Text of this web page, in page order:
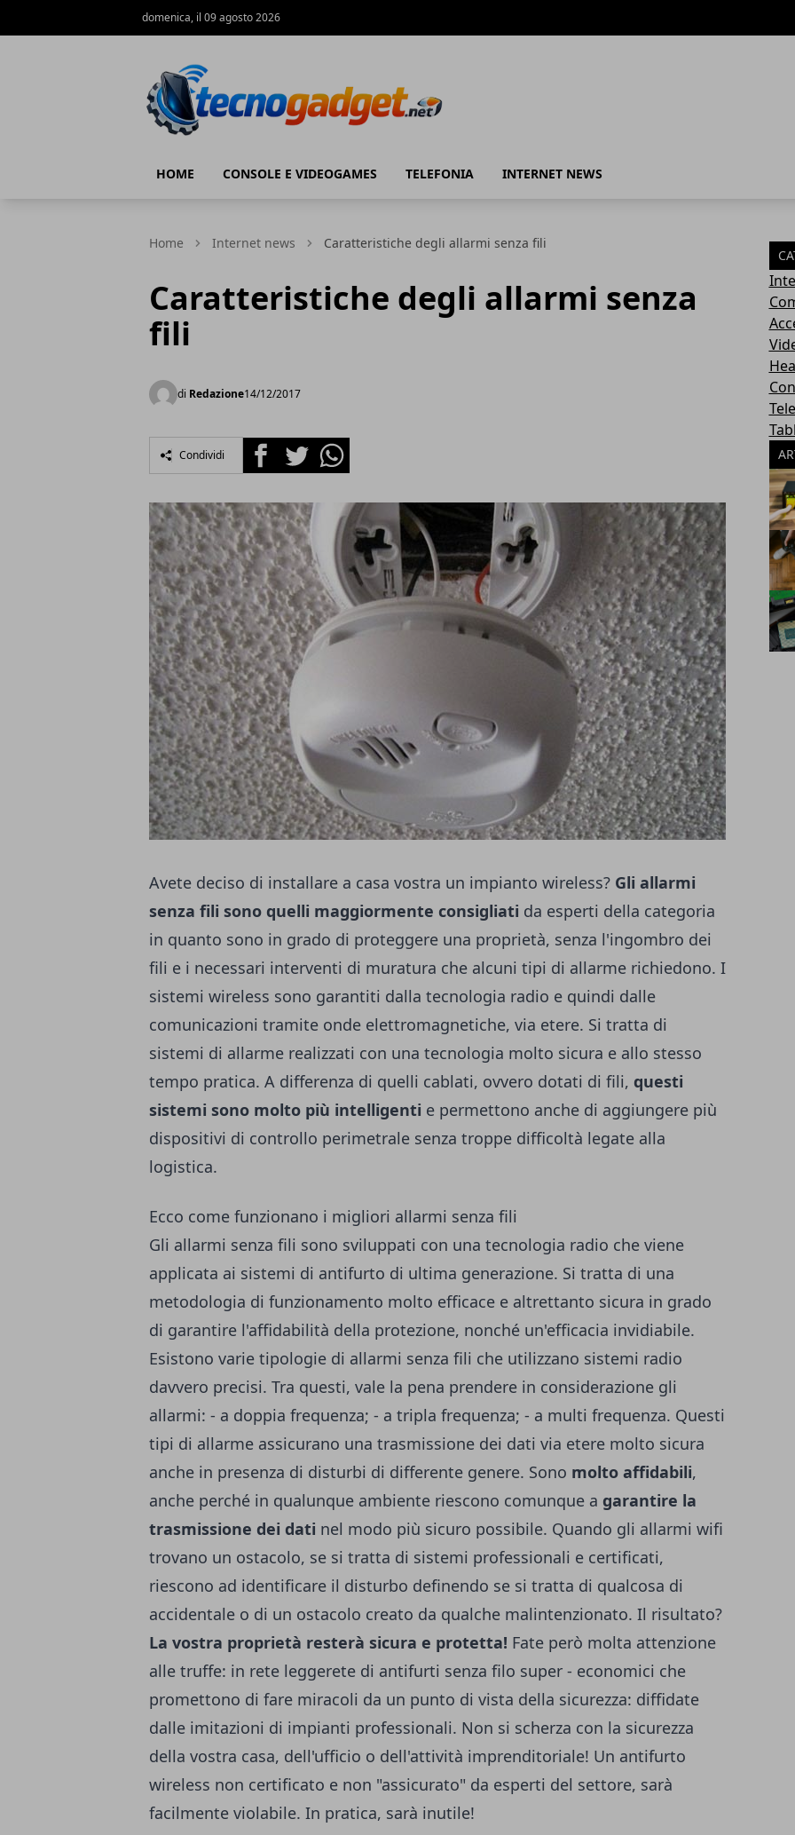
domenica, il 09 agosto 2026
HOME CONSOLE E VIDEOGAMES TELEFONIA INTERNET NEWS
Home Internet news Caratteristiche degli allarmi senza fili
Caratteristiche degli allarmi senza
fili
di Redazione14/12/2017
Condividi FacebookTwitterWhatsapp
Avete deciso di installare a casa vostra un impianto wireless? Gli allarmi
senza fili sono quelli maggiormente consigliati da esperti della categoria
in quanto sono in grado di proteggere una proprietà, senza l'ingombro dei
fili e i necessari interventi di muratura che alcuni tipi di allarme richiedono. I
sistemi wireless sono garantiti dalla tecnologia radio e quindi dalle
comunicazioni tramite onde elettromagnetiche, via etere. Si tratta di
sistemi di allarme realizzati con una tecnologia molto sicura e allo stesso
tempo pratica. A differenza di quelli cablati, ovvero dotati di fili, questi
sistemi sono molto più intelligenti e permettono anche di aggiungere più
dispositivi di controllo perimetrale senza troppe difficoltà legate alla
logistica.
Ecco come funzionano i migliori allarmi senza fili
Gli allarmi senza fili sono sviluppati con una tecnologia radio che viene
applicata ai sistemi di antifurto di ultima generazione. Si tratta di una
metodologia di funzionamento molto efficace e altrettanto sicura in grado
di garantire l'affidabilità della protezione, nonché un'efficacia invidiabile.
Esistono varie tipologie di allarmi senza fili che utilizzano sistemi radio
davvero precisi. Tra questi, vale la pena prendere in considerazione gli
allarmi: - a doppia frequenza; - a tripla frequenza; - a multi frequenza. Questi
tipi di allarme assicurano una trasmissione dei dati via etere molto sicura
anche in presenza di disturbi di differente genere. Sono molto affidabili,
anche perché in qualunque ambiente riescono comunque a garantire la
trasmissione dei dati nel modo più sicuro possibile. Quando gli allarmi wifi
trovano un ostacolo, se si tratta di sistemi professionali e certificati,
riescono ad identificare il disturbo definendo se si tratta di qualcosa di
accidentale o di un ostacolo creato da qualche malintenzionato. Il risultato?
La vostra proprietà resterà sicura e protetta! Fate però molta attenzione
alle truffe: in rete leggerete di antifurti senza filo super - economici che
promettono di fare miracoli da un punto di vista della sicurezza: diffidate
dalle imitazioni di impianti professionali. Non si scherza con la sicurezza
della vostra casa, dell'ufficio o dell'attività imprenditoriale! Un antifurto
wireless non certificato e non "assicurato" da esperti del settore, sarà
facilmente violabile. In pratica, sarà inutile!